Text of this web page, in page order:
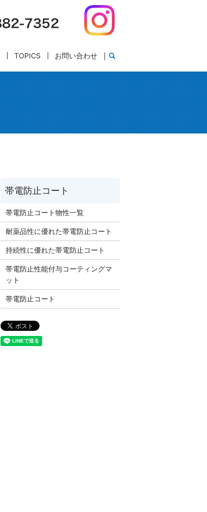
TOPICS お問い合わせ
帯電防止コート物性一覧
耐薬品性に優れた帯電防止コート
持続性に優れた帯電防止コート
帯電防止性能付与コーティングマ
ット
帯電防止コート